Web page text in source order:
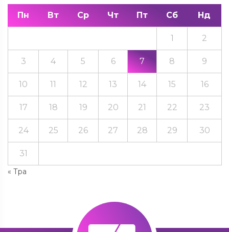
Пн Вт Ср Чт Пт Сб Нд
« Тра
1 2
3 4 5 6 7 8 9
10 11 12 13 14 15 16
17 18 19 20 21 22 23
24 25 26 27 28 29 30
31